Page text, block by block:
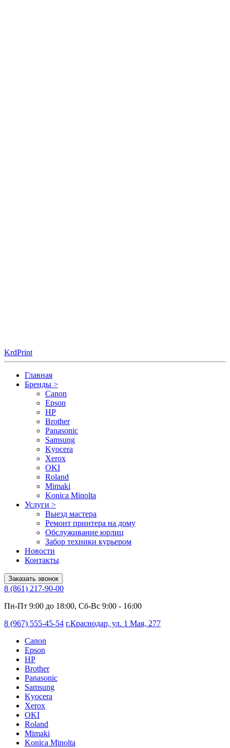
KrdPrint
Главная
Бренды >
Canon
Epson
HP
Brother
Panasonic
Samsung
Kyocera
Xerox
OKI
Roland
Mimaki
Konica Minolta
Услуги >
Выезд мастера
Ремонт принтера на дому
Обслуживание юрлиц
Забор техники курьером
Новости
Контакты
Заказать звонок
8 (861) 217-90-00
Пн-Пт 9:00 до 18:00, Сб-Вс 9:00 - 16:00
8 (967) 555-45-54 г.Краснодар, ул. 1 Мая, 277
Canon
Epson
HP
Brother
Panasonic
Samsung
Kyocera
Xerox
OKI
Roland
Mimaki
Konica Minolta